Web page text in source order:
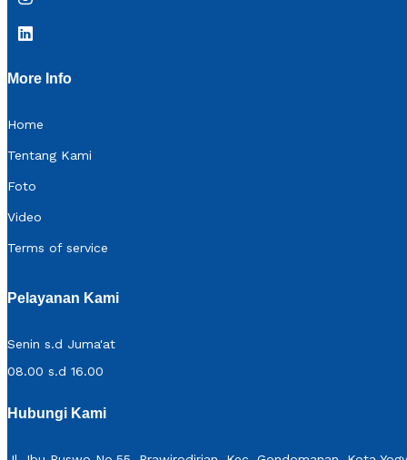
More Info
Home
Tentang Kami
Foto
Video
Terms of service
Pelayanan Kami
Senin s.d Juma'at
08.00 s.d 16.00
Hubungi Kami